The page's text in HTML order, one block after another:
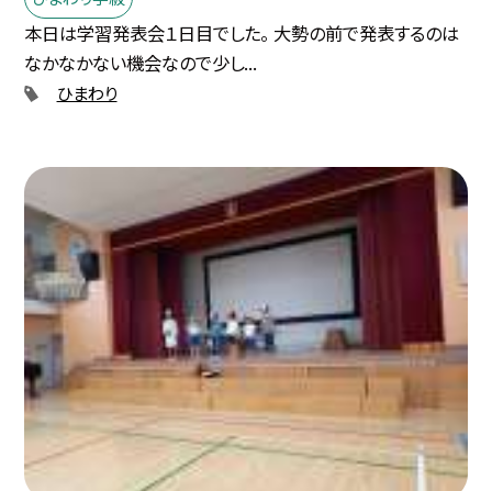
本日は学習発表会１日目でした。 大勢の前で発表するのは
なかなかない機会なので少し...
ひまわり